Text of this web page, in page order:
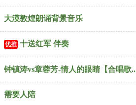
大漠敦煌朗诵背景音乐
优推 十送红军 伴奏
钟镇涛vs章蓉芳-情人的眼睛【合唱歌..
需要人陪